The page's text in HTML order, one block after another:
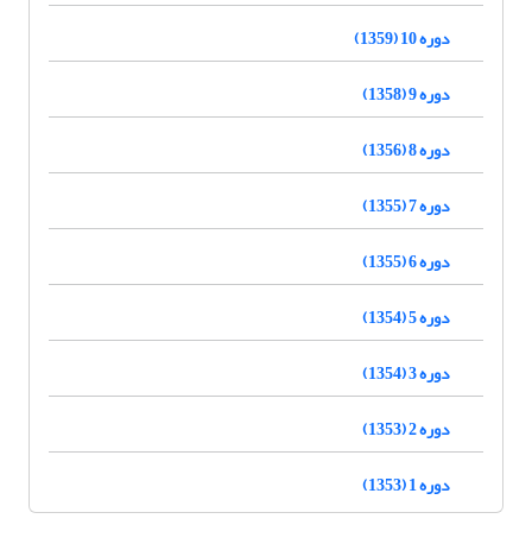
دوره 10 (1359)
دوره 9 (1358)
دوره 8 (1356)
دوره 7 (1355)
دوره 6 (1355)
دوره 5 (1354)
دوره 3 (1354)
دوره 2 (1353)
دوره 1 (1353)